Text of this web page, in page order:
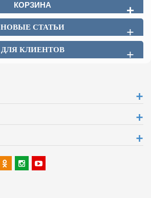
КОРЗИНА +
НОВЫЕ СТАТЬИ +
ДЛЯ КЛИЕНТОВ +
+
+
+